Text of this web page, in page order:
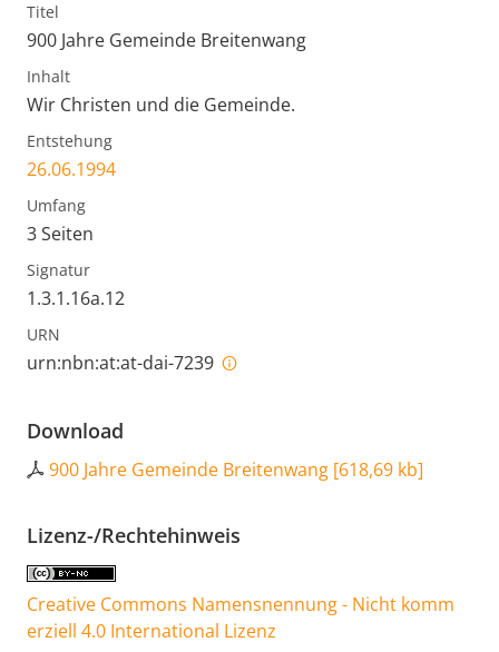
Titel
900 Jahre Gemeinde Breitenwang
Inhalt
Wir Christen und die Gemeinde.
Entstehung
26.06.1994
Umfang
3 Seiten
Signatur
1.3.1.16a.12
URN
urn:nbn:at:at-dai-7239
Download
900 Jahre Gemeinde Breitenwang [618,69 kb]
Lizenz-/Rechtehinweis
Creative Commons Namensnennung - Nicht komm
erziell 4.0 International Lizenz